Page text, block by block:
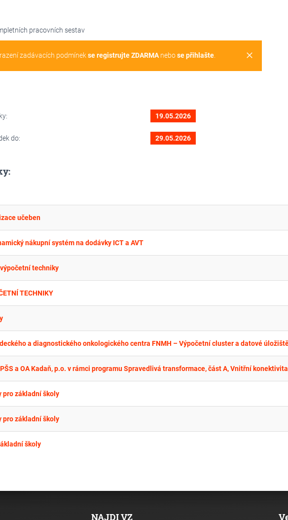
pracovních sestav
clear
zadávacích podmínekse registrujte ZDARMAnebose přihlašte.
19.05.2026
do: 29.05.2026
učeben
nákupní systém na dodávky ICT a AVT
techniky
TECHNIKY
pro základní školy
pro základní školy
školy
NAJDI VZ